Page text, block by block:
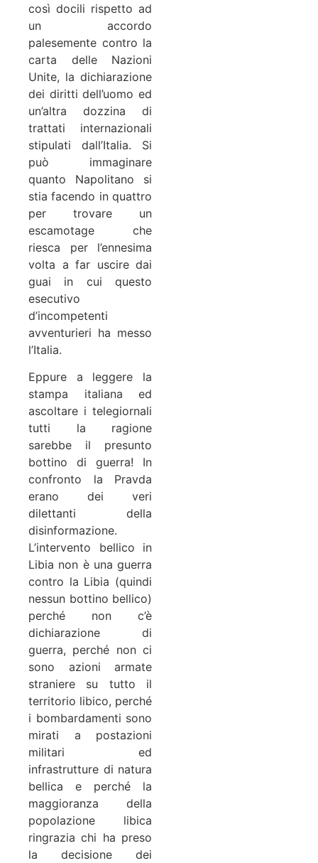
così docili rispetto ad
un accordo
palesemente contro la
carta delle Nazioni
Unite, la dichiarazione
dei diritti dell’uomo ed
un’altra dozzina di
trattati internazionali
stipulati dall’Italia. Si
può immaginare
quanto Napolitano si
stia facendo in quattro
per trovare un
escamotage che
riesca per l’ennesima
volta a far uscire dai
guai in cui questo
esecutivo
d’incompetenti
avventurieri ha messo
l’Italia.
Eppure a leggere la
stampa italiana ed
ascoltare i telegiornali
tutti la ragione
sarebbe il presunto
bottino di guerra! In
confronto la Pravda
erano dei veri
dilettanti della
disinformazione.
L’intervento bellico in
Libia non è una guerra
contro la Libia (quindi
nessun bottino bellico)
perché non c’è
dichiarazione di
guerra, perché non ci
sono azioni armate
straniere su tutto il
territorio libico, perché
i bombardamenti sono
mirati a postazioni
militari ed
infrastrutture di natura
bellica e perché la
maggioranza della
popolazione libica
ringrazia chi ha preso
la decisione dei